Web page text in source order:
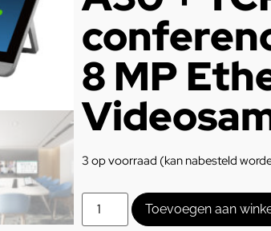
8 MP
3 op voorraad (kan nabesteld
Toevoegen aan